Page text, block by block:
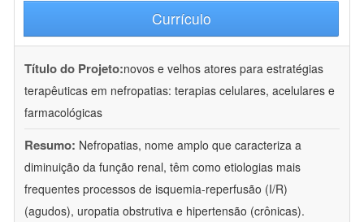
Currículo
Título do Projeto:novos e velhos atores para estratégias
terapêuticas em nefropatias: terapias celulares, acelulares e
farmacológicas
Resumo: Nefropatias, nome amplo que caracteriza a
diminuição da função renal, têm como etiologias mais
frequentes processos de isquemia-reperfusão (I/R)
(agudos), uropatia obstrutiva e hipertensão (crônicas).